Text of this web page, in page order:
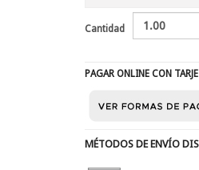
Cantidad
PAGAR ONLINE CON
MÉTODOS DE ENVÍO